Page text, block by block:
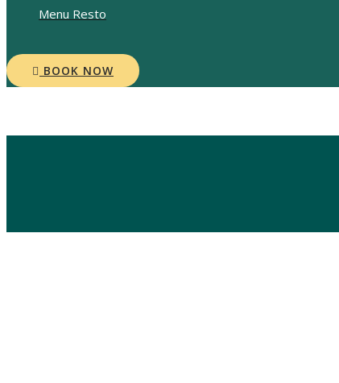
Menu Resto
BOOK NOW